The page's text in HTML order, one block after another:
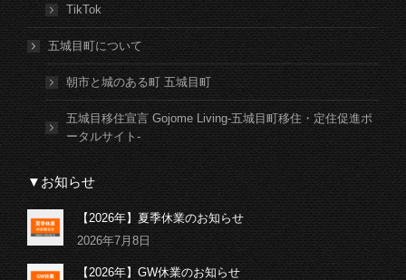
TikTok
五城目町について
朝市と城のある町 五城目町
五城目移住宣言 Gojome Living-五城目町移住・定住促進ポ
ータルサイト-
▼お知らせ
【2026年】夏季休業のお知らせ
2026年7月8日
【2026年】GW休業のお知らせ